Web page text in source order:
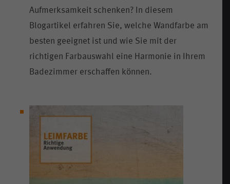
Aufmerksamkeit schenken? In diesem
Blogartikel erfahren Sie, welche Wandfarbe am
besten geeignet ist und wie Sie mit der
richtigen Farbauswahl eine Harmonie in Ihrem
Badezimmer erschaffen können.